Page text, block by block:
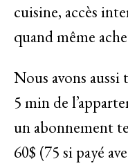
cuisine, accès
quand même
Nous avons
5 min de
un abonnement
60$ (75 si payé